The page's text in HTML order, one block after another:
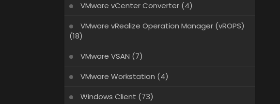
VMware vCenter Converter(4)
VMware vRealize Operation Manager (vROPS)
(18)
VMware VSAN (7)
VMware Workstation (4)
Windows Client (73)